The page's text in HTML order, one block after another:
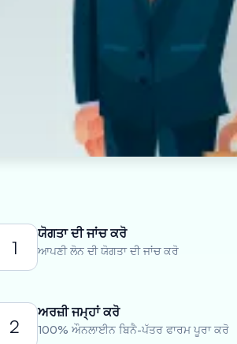
1
ਯੋਗਤਾ ਦੀ ਜਾਂਚ ਕਰੋ
ਆਪਣੀ ਲੋਨ ਦੀ ਯੋਗਤਾ ਦੀ ਜਾਂਚ ਕਰੋ
2
ਅਰਜ਼ੀ ਜਮ੍ਹਾਂ ਕਰੋ
100% ਔਨਲਾਈਨ ਬਿਨੈ-ਪੱਤਰ ਫਾਰਮ ਪੂਰਾ ਕਰੋ